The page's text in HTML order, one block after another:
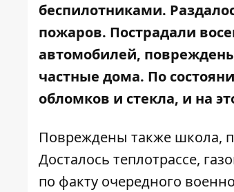
беспилотниками.
пожаров. Пострадали
автомобилей,
частные дома. По
обломков и стекла, и на
Повреждены также школа,
Досталось теплотрассе,
по факту очередного